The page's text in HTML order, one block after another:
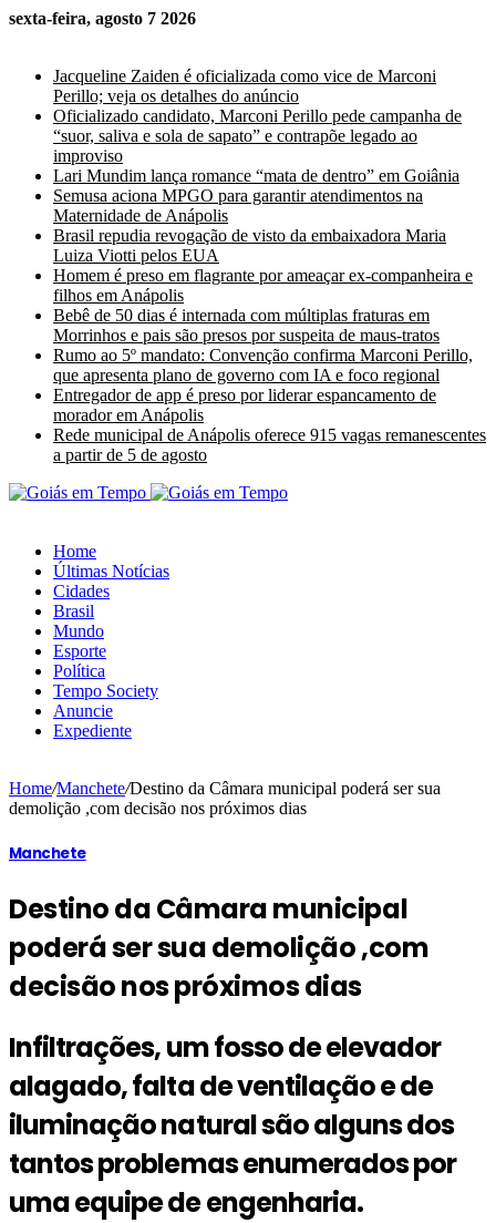
sexta-feira, agosto 7 2026
Jacqueline Zaiden é oficializada como vice de Marconi
Perillo; veja os detalhes do anúncio
Oficializado candidato, Marconi Perillo pede campanha de
“suor, saliva e sola de sapato” e contrapõe legado ao
improviso
Lari Mundim lança romance “mata de dentro” em Goiânia
Semusa aciona MPGO para garantir atendimentos na
Maternidade de Anápolis
Brasil repudia revogação de visto da embaixadora Maria
Luiza Viotti pelos EUA
Homem é preso em flagrante por ameaçar ex-companheira e
filhos em Anápolis
Bebê de 50 dias é internada com múltiplas fraturas em
Morrinhos e pais são presos por suspeita de maus-tratos
Rumo ao 5º mandato: Convenção confirma Marconi Perillo,
que apresenta plano de governo com IA e foco regional
Entregador de app é preso por liderar espancamento de
morador em Anápolis
Rede municipal de Anápolis oferece 915 vagas remanescentes
a partir de 5 de agosto
Home
Últimas Notícias
Cidades
Brasil
Mundo
Esporte
Política
Tempo Society
Anuncie
Expediente
Home/Manchete/Destino da Câmara municipal poderá ser sua
demolição ,com decisão nos próximos dias
Manchete
Destino da Câmara municipal
poderá ser sua demolição ,com
decisão nos próximos dias
Infiltrações, um fosso de elevador
alagado, falta de ventilação e de
iluminação natural são alguns dos
tantos problemas enumerados por
uma equipe de engenharia.